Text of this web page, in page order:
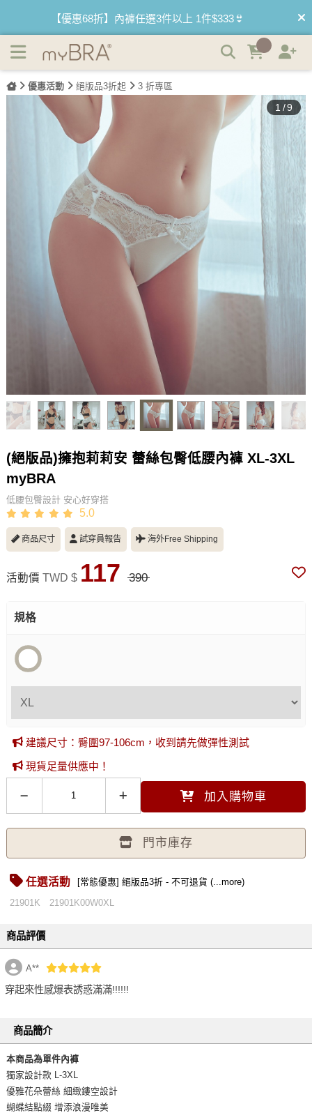
myBRA 最懂妳的內衣品牌
【買內衣免運費】台灣滿1200運費0元🚛
【首購優惠】新客最高可折$150再免運❗
【夏日滿額贈】把衣物壓縮收納袋回家 🌞
【父親節快樂】男內褲5件$999🧔
優惠活動 絕版品3折起 3 折專區
1 /9
(絕版品)擁抱莉莉安 蕾絲包臀低腰內褲 XL-3XL
myBRA
低腰包臀設計 安心好穿搭
5.0
商品尺寸 試穿員報告 海外Free Shipping
活動價 TWD $ 117 390
規格
建議尺寸：臀圍97-106cm，收到請先做彈性測試
現貨足量供應中！
加入購物車
門市庫存
任選活動 [常態優惠] 絕版品3折 - 不可退貨 (...more)
21901K 21901K00W0XL
商品評價
A**
穿起來性感爆表誘惑滿滿!!!!!!
商品簡介
本商品為單件內褲
獨家設計款 L-3XL
優雅花朵蕾絲 細緻鏤空設計
蝴蝶結點綴 增添浪漫唯美